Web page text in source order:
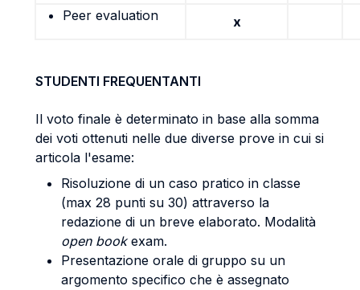
Peer evaluation x
STUDENTI FREQUENTANTI
Il voto finale è determinato in base alla somma
dei voti ottenuti nelle due diverse prove in cui si
articola l'esame:
Risoluzione di un caso pratico in classe
(max 28 punti su 30) attraverso la
redazione di un breve elaborato. Modalità
open bookexam.
Presentazione orale di gruppo su un
argomento specifico che è assegnato